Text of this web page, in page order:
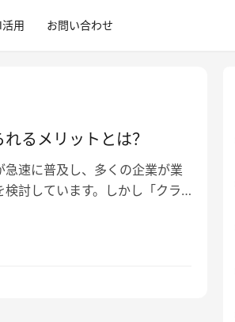
活用 お問い合わせ
るメリットとは？
速に普及し、多くの企業が業
討しています。しかし「クラ